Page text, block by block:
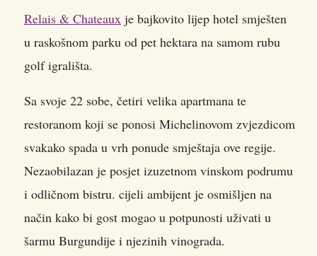
Relais & Chateaux je bajkovito lijep hotel smješten
u raskošnom parku od pet hektara na samom rubu
golf igrališta.
Sa svoje 22 sobe, četiri velika apartmana te
restoranom koji se ponosi Michelinovom zvjezdicom
svakako spada u vrh ponude smještaja ove regije.
Nezaobilazan je posjet izuzetnom vinskom podrumu
i odličnom bistru. cijeli ambijent je osmišljen na
način kako bi gost mogao u potpunosti uživati u
šarmu Burgundije i njezinih vinograda.